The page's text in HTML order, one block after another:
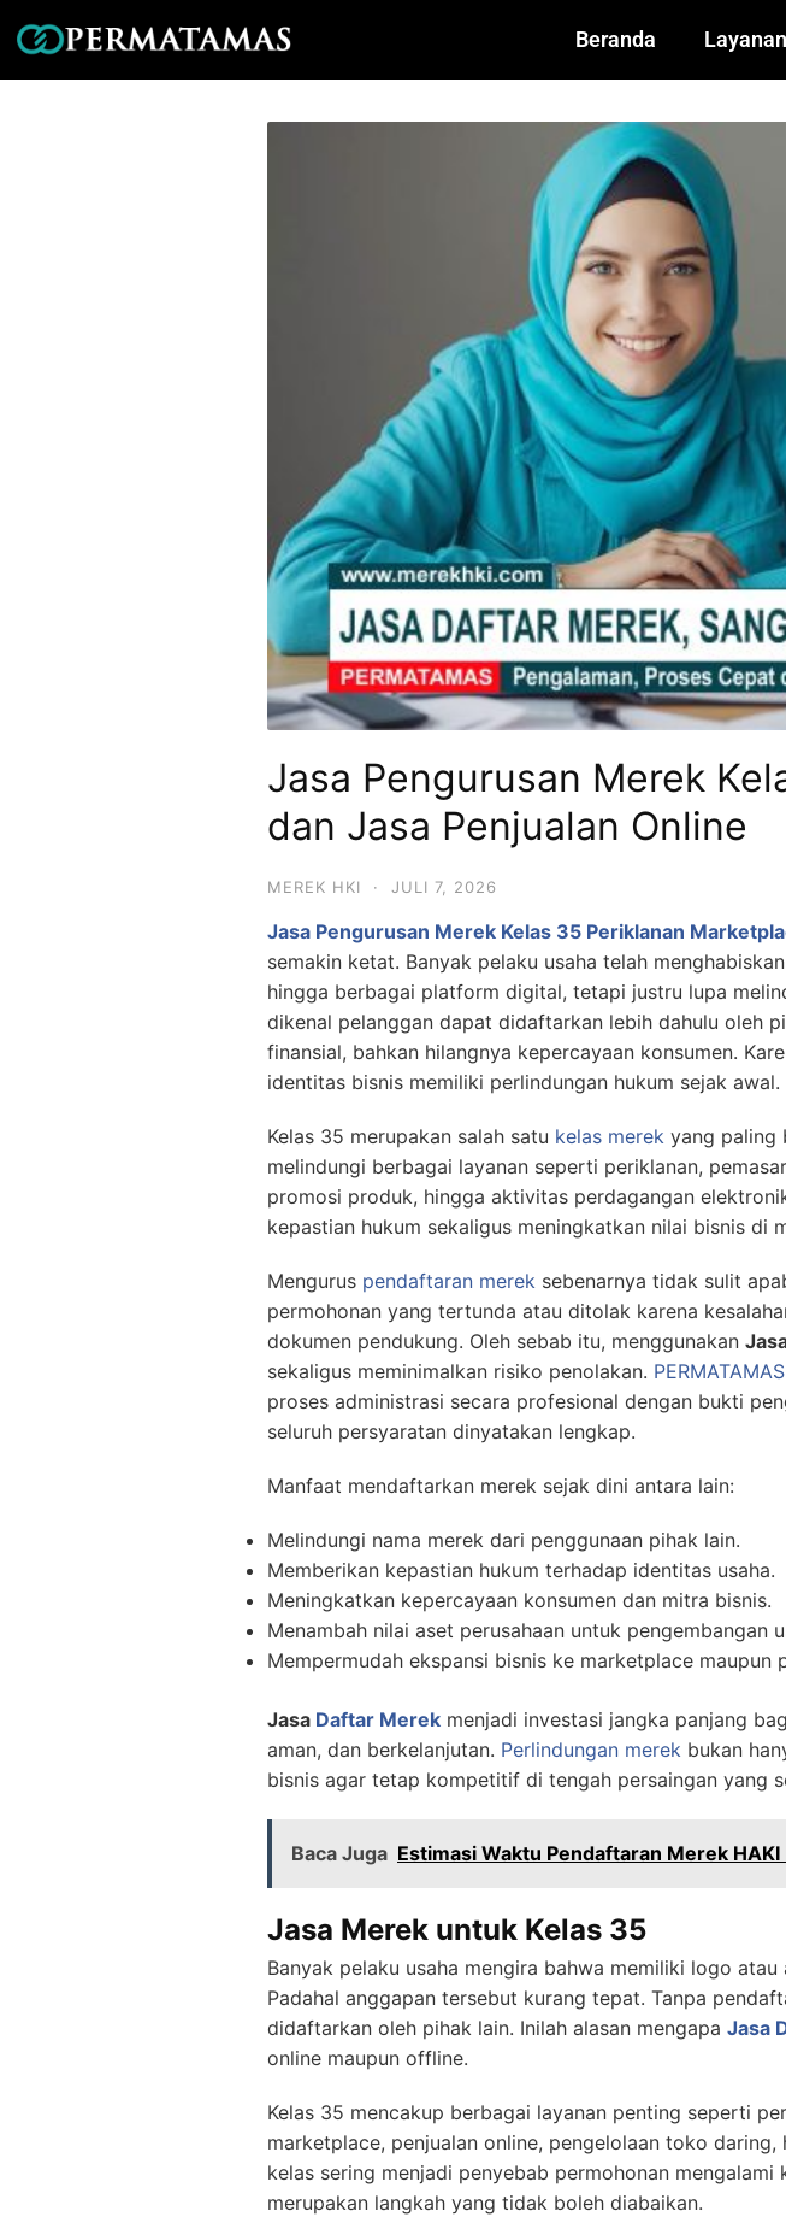
Beranda Layanan
Jasa Pengurusan Merek
dan Jasa Penjualan Online
MEREK HKI · JULI 7, 2026
Jasa Pengurusan Merek Kelas 35 Periklanan
semakin ketat. Banyak pelaku usaha telah
hingga berbagai platform digital, tetapi justru lupa
dikenal pelanggan dapat didaftarkan lebih dahulu oleh
finansial, bahkan hilangnya kepercayaan konsumen.
identitas bisnis memiliki perlindungan hukum sejak awal.
Kelas 35 merupakan salah satu kelas merek yang paling
melindungi berbagai layanan seperti periklanan,
promosi produk, hingga aktivitas perdagangan
kepastian hukum sekaligus meningkatkan nilai bisnis di
Mengurus pendaftaran merek sebenarnya tidak sulit
permohonan yang tertunda atau ditolak karena
dokumen pendukung. Oleh sebab itu, menggunakan
sekaligus meminimalkan risiko penolakan. PERMATAMAS
proses administrasi secara profesional dengan bukti
seluruh persyaratan dinyatakan lengkap.
Manfaat mendaftarkan merek sejak dini antara lain:
Melindungi nama merek dari penggunaan pihak lain.
Memberikan kepastian hukum terhadap identitas usaha.
Meningkatkan kepercayaan konsumen dan mitra bisnis.
Menambah nilai aset perusahaan untuk pengembangan
Mempermudah ekspansi bisnis ke marketplace maupun
Jasa Daftar Merek menjadi investasi jangka panjang
aman, dan berkelanjutan. Perlindungan merek bukan
bisnis agar tetap kompetitif di tengah persaingan yang
Baca Juga Estimasi Waktu Pendaftaran Merek
Jasa Merek untuk Kelas 35
Banyak pelaku usaha mengira bahwa memiliki logo
Padahal anggapan tersebut kurang tepat. Tanpa
didaftarkan oleh pihak lain. Inilah alasan mengapa Jasa
online maupun offline.
Kelas 35 mencakup berbagai layanan penting seperti
marketplace, penjualan online, pengelolaan toko
kelas sering menjadi penyebab permohonan
merupakan langkah yang tidak boleh diabaikan.